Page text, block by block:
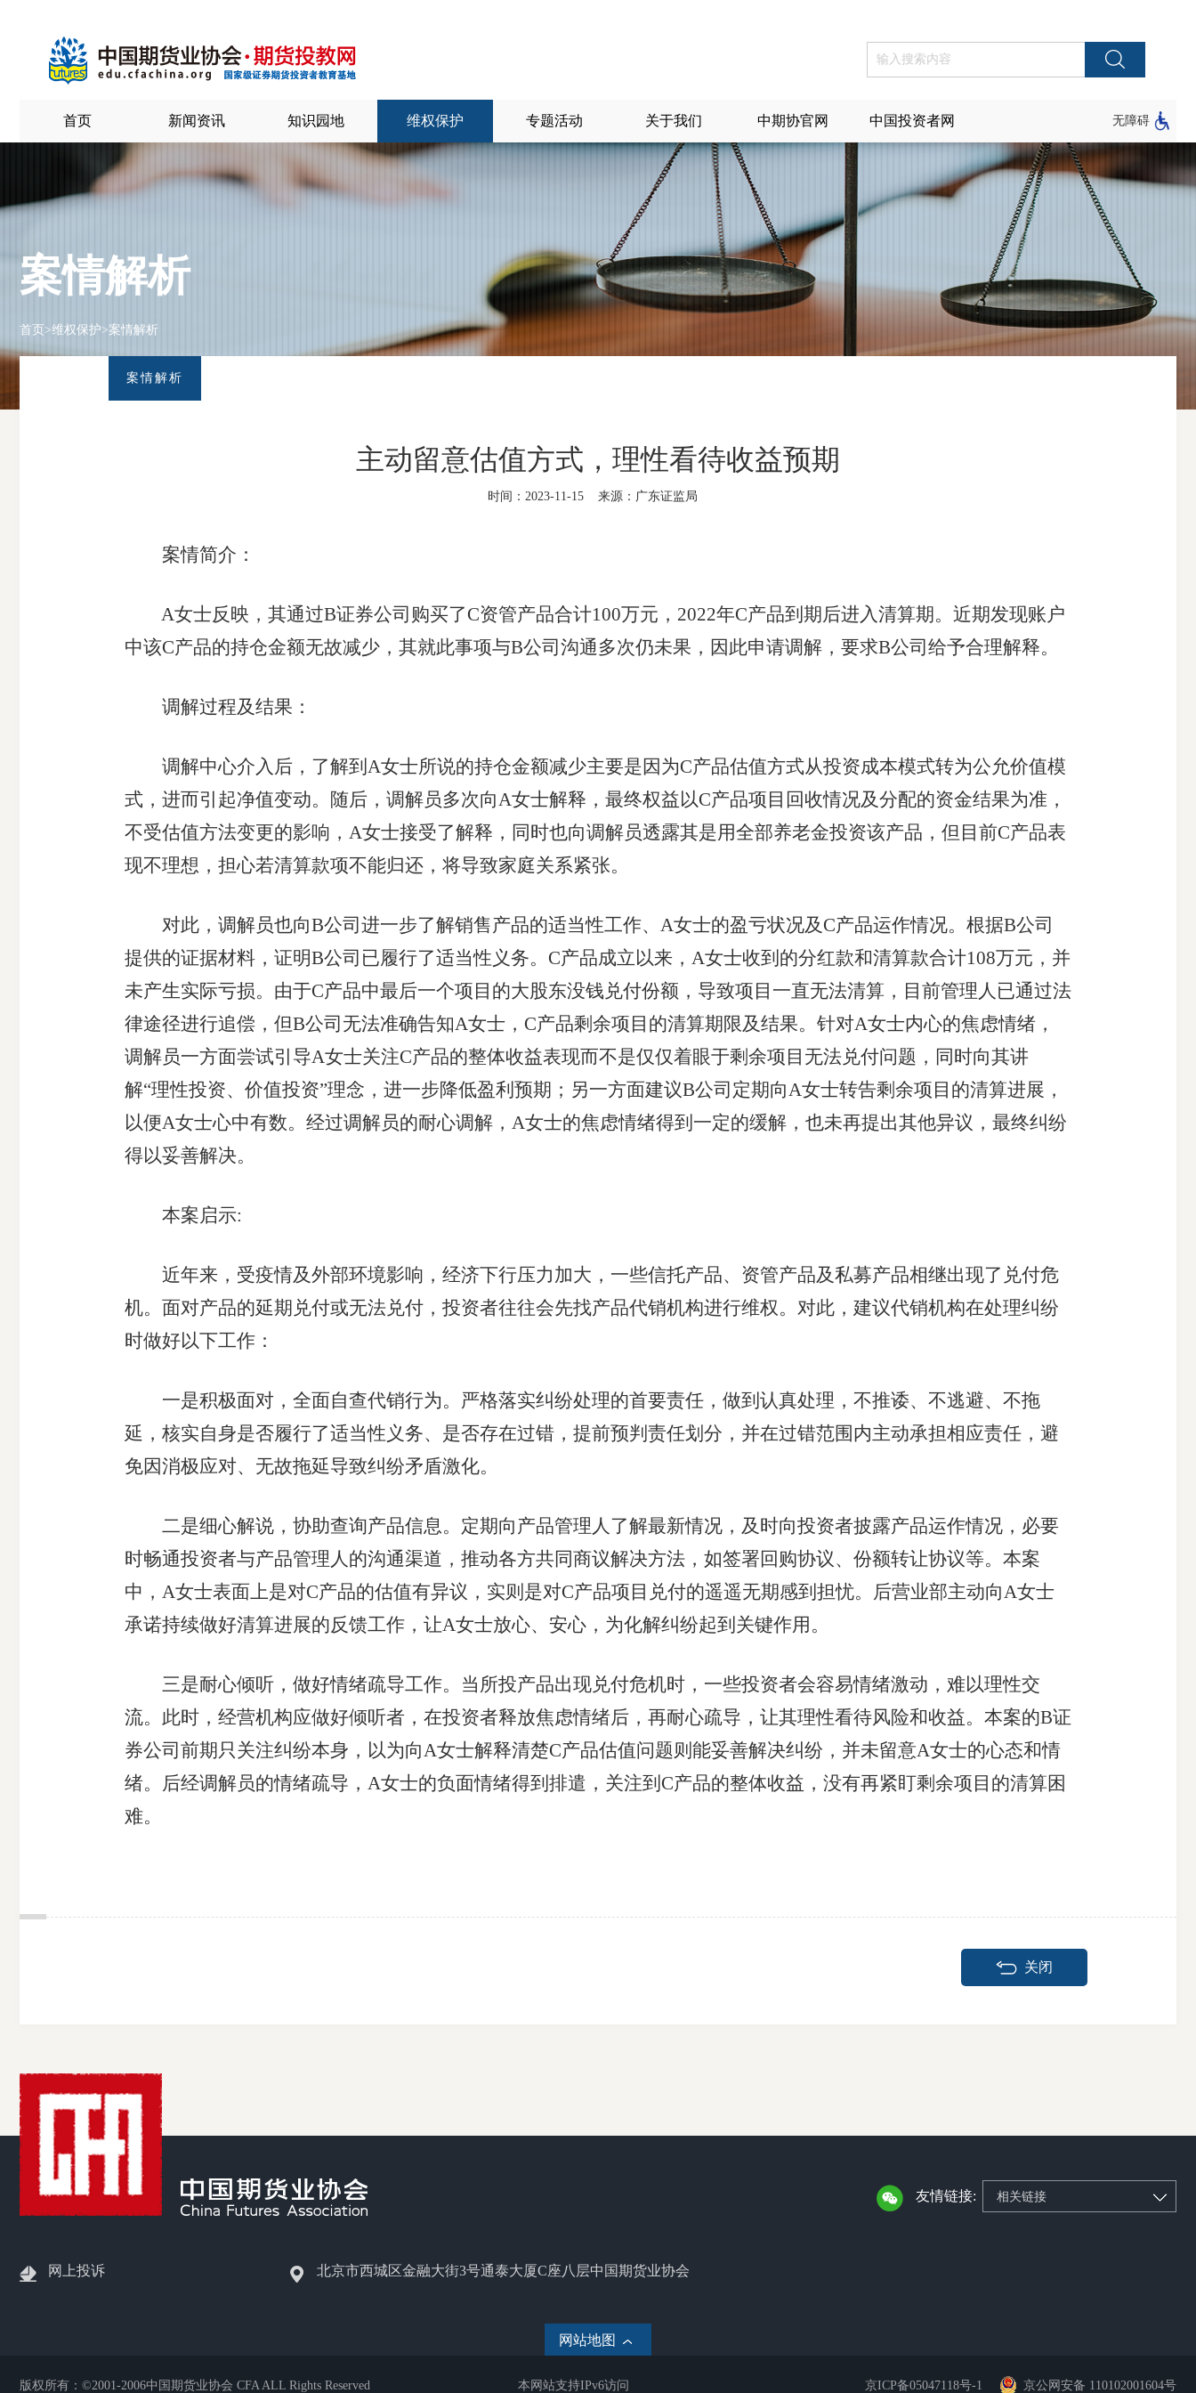
首页 新闻资讯 知识园地 维权保护 专题活动 关于我们 中期协官网 中国投资者网 无障碍
案情解析
首页>维权保护>案情解析
案情解析
主动留意估值方式，理性看待收益预期
时间：2023-11-15 来源：广东证监局
案情简介：
A女士反映，其通过B证券公司购买了C资管产品合计100万元，2022年C产品到期后进入清算期。近期发现账户
中该C产品的持仓金额无故减少，其就此事项与B公司沟通多次仍未果，因此申请调解，要求B公司给予合理解释。
调解过程及结果：
调解中心介入后，了解到A女士所说的持仓金额减少主要是因为C产品估值方式从投资成本模式转为公允价值模
式，进而引起净值变动。随后，调解员多次向A女士解释，最终权益以C产品项目回收情况及分配的资金结果为准，
不受估值方法变更的影响，A女士接受了解释，同时也向调解员透露其是用全部养老金投资该产品，但目前C产品表
现不理想，担心若清算款项不能归还，将导致家庭关系紧张。
对此，调解员也向B公司进一步了解销售产品的适当性工作、A女士的盈亏状况及C产品运作情况。根据B公司
提供的证据材料，证明B公司已履行了适当性义务。C产品成立以来，A女士收到的分红款和清算款合计108万元，并
未产生实际亏损。由于C产品中最后一个项目的大股东没钱兑付份额，导致项目一直无法清算，目前管理人已通过法
律途径进行追偿，但B公司无法准确告知A女士，C产品剩余项目的清算期限及结果。针对A女士内心的焦虑情绪，
调解员一方面尝试引导A女士关注C产品的整体收益表现而不是仅仅着眼于剩余项目无法兑付问题，同时向其讲
解“理性投资、价值投资”理念，进一步降低盈利预期；另一方面建议B公司定期向A女士转告剩余项目的清算进展，
以便A女士心中有数。经过调解员的耐心调解，A女士的焦虑情绪得到一定的缓解，也未再提出其他异议，最终纠纷
得以妥善解决。
本案启示:
近年来，受疫情及外部环境影响，经济下行压力加大，一些信托产品、资管产品及私募产品相继出现了兑付危
机。面对产品的延期兑付或无法兑付，投资者往往会先找产品代销机构进行维权。对此，建议代销机构在处理纠纷
时做好以下工作：
一是积极面对，全面自查代销行为。严格落实纠纷处理的首要责任，做到认真处理，不推诿、不逃避、不拖
延，核实自身是否履行了适当性义务、是否存在过错，提前预判责任划分，并在过错范围内主动承担相应责任，避
免因消极应对、无故拖延导致纠纷矛盾激化。
二是细心解说，协助查询产品信息。定期向产品管理人了解最新情况，及时向投资者披露产品运作情况，必要
时畅通投资者与产品管理人的沟通渠道，推动各方共同商议解决方法，如签署回购协议、份额转让协议等。本案
中，A女士表面上是对C产品的估值有异议，实则是对C产品项目兑付的遥遥无期感到担忧。后营业部主动向A女士
承诺持续做好清算进展的反馈工作，让A女士放心、安心，为化解纠纷起到关键作用。
三是耐心倾听，做好情绪疏导工作。当所投产品出现兑付危机时，一些投资者会容易情绪激动，难以理性交
流。此时，经营机构应做好倾听者，在投资者释放焦虑情绪后，再耐心疏导，让其理性看待风险和收益。本案的B证
券公司前期只关注纠纷本身，以为向A女士解释清楚C产品估值问题则能妥善解决纠纷，并未留意A女士的心态和情
绪。后经调解员的情绪疏导，A女士的负面情绪得到排遣，关注到C产品的整体收益，没有再紧盯剩余项目的清算困
难。
关闭
友情链接: 相关链接
网上投诉 北京市西城区金融大街3号通泰大厦C座八层中国期货业协会
网站地图
版权所有：©2001-2006中国期货业协会 CFA ALL Rights Reserved 本网站支持IPv6访问 京ICP备05047118号-1 京公网安备 110102001604号